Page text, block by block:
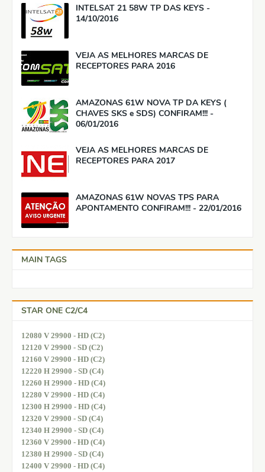
INTELSAT 21 58W TP DAS KEYS -
14/10/2016
VEJA AS MELHORES MARCAS DE
RECEPTORES PARA 2016
AMAZONAS 61W NOVA TP DA KEYS (
CHAVES SKS e SDS) CONFIRAM!!! -
06/01/2016
VEJA AS MELHORES MARCAS DE
RECEPTORES PARA 2017
AMAZONAS 61W NOVAS TPS PARA
APONTAMENTO CONFIRAM!!! - 22/01/2016
MAIN TAGS
STAR ONE C2/C4
12080 V 29900 - HD (C2)
12120 V 29900 - SD (C2)
12160 V 29900 - HD (C2)
12220 H 29900 - SD (C4)
12260 H 29900 - HD (C4)
12280 V 29900 - HD (C4)
12300 H 29900 - HD (C4)
12320 V 29900 - SD (C4)
12340 H 29900 - SD (C4)
12360 V 29900 - HD (C4)
12380 H 29900 - SD (C4)
12400 V 29900 - HD (C4)